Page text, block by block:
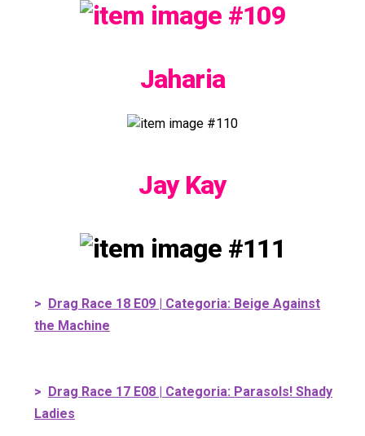
Jaharia
Jay Kay
> Drag Race 18 E09 | Categoria: Beige Against
the Machine
> Drag Race 17 E08 | Categoria: Parasols! Shady
Ladies